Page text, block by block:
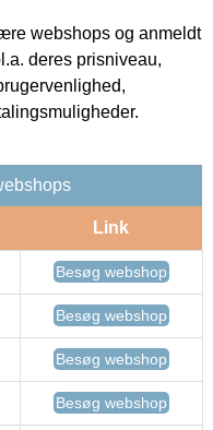
webshops og anmeldt
deres prisniveau,
Link
Besøg webshop
Besøg webshop
Besøg webshop
Besøg webshop